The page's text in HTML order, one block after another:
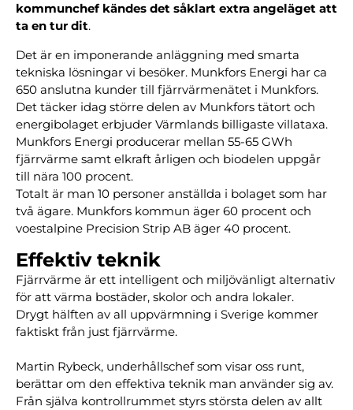
kommunchef kändes det såklart extra angeläget att
ta en tur dit.
Det är en imponerande anläggning med smarta
tekniska lösningar vi besöker. Munkfors Energi har ca
650 anslutna kunder till fjärrvärmenätet i Munkfors.
Det täcker idag större delen av Munkfors tätort och
energibolaget erbjuder Värmlands billigaste villataxa.
Munkfors Energi producerar mellan 55-65 GWh
fjärrvärme samt elkraft årligen och biodelen uppgår
till nära 100 procent.
Totalt är man 10 personer anställda i bolaget som har
två ägare. Munkfors kommun äger 60 procent och
voestalpine Precision Strip AB äger 40 procent.
Effektiv teknik
Fjärrvärme är ett intelligent och miljövänligt alternativ
för att värma bostäder, skolor och andra lokaler.
Drygt hälften av all uppvärmning i Sverige kommer
faktiskt från just fjärrvärme.
Martin Rybeck, underhållschef som visar oss runt,
berättar om den effektiva teknik man använder sig av.
Från själva kontrollrummet styrs största delen av allt